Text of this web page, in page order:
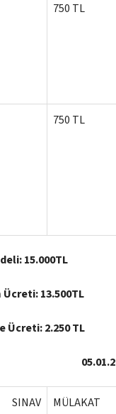
750 TL
750 TL
15.000TL
Ücreti: 13.500TL
Ücreti: 2.250 TL
MÜLAKAT